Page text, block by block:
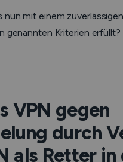
nun mit einem
genannten Kriterien erfüllt?
VPN gegen
durch
als Retter